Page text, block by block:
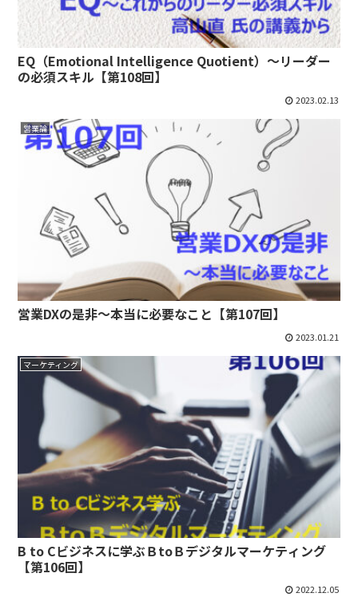
EQ（Emotional Intelligence Quotient）～リーダー
の必須スキル【第108回】
2023.02.13
営業論
営業DXの是非～本当に必要なこと【第107回】
2023.01.21
マーケティング
B to Cビジネスに学ぶＢtoＢデジタルマーケティング
【第106回】
2022.12.05